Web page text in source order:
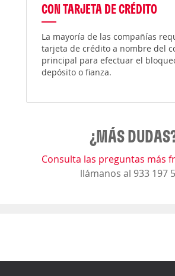
CON TARJETA DE CRÉDITO
La mayoría de las compañías
tarjeta de crédito a nombre del
principal para efectuar el
depósito o fianza.
¿MÁS
Consulta las preguntas más
llámanos al 933 197